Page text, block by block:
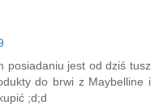
posiadaniu jest od dziś tusz
do brwi z Maybelline i
;d;d